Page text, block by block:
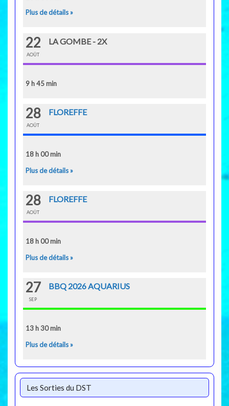
Plus de détails »
22
AOÛT
LA GOMBE - 2X
9 h 45 min
28
AOÛT
FLOREFFE
18 h 00 min
Plus de détails »
28
AOÛT
FLOREFFE
18 h 00 min
Plus de détails »
27
SEP
BBQ 2026 AQUARIUS
13 h 30 min
Plus de détails »
Les Sorties du DST